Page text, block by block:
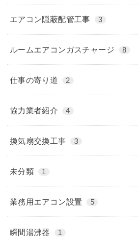
エアコン隠蔽配管工事 3
ルームエアコンガスチャージ 8
仕事の寄り道 2
協力業者紹介 4
換気扇交換工事 3
未分類 1
業務用エアコン設置 5
瞬間湯沸器 1